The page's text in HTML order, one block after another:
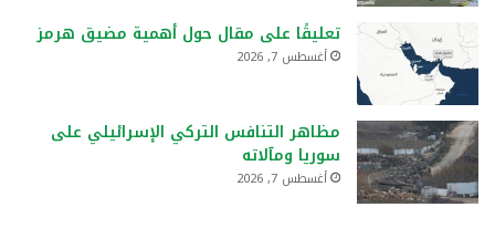
تعليقًا على مقال حول أهمية مضيق هرمز
أغسطس 7, 2026
مظاهر التنافس التركي الإسرائيلي على
سوريا ومآلاته
أغسطس 7, 2026